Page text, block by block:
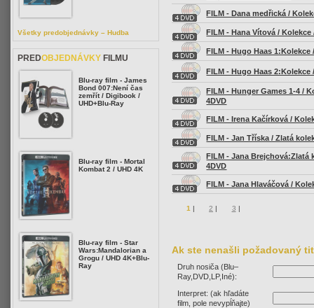
FILM - Dana medřická /
FILM - Hana Vítová / Kolekce
FILM - Hugo Haas 1:Kolekce
FILM - Hugo Haas 2:Kolekce
FILM - Hunger Games 1-4 /
4DVD
FILM - Irena Kačírková /
FILM - Jan Tříska / Zlatá
FILM - Jana Brejchová:Zlatá
4DVD
FILM - Jana Hlaváčová /
1 | 2 | 3 |
Ak ste nenašli požadovaný
Druh nosiča (Blu–
Ray,DVD,LP,Iné):
Interpret: (ak hľadáte
film, pole nevypĺňajte)
Všetky predobjednávky – Hudba
PREDOBJEDNÁVKY FILMU
Blu-ray film - James
Bond 007:Není čas
zemřít / Digibook /
UHD+Blu-Ray
Blu-ray film - Mortal
Kombat 2 / UHD 4K
Blu-ray film - Star
Wars:Mandalorian a
Grogu / UHD 4K+Blu-
Ray